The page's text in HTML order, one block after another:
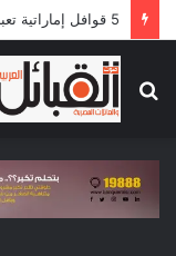
عن